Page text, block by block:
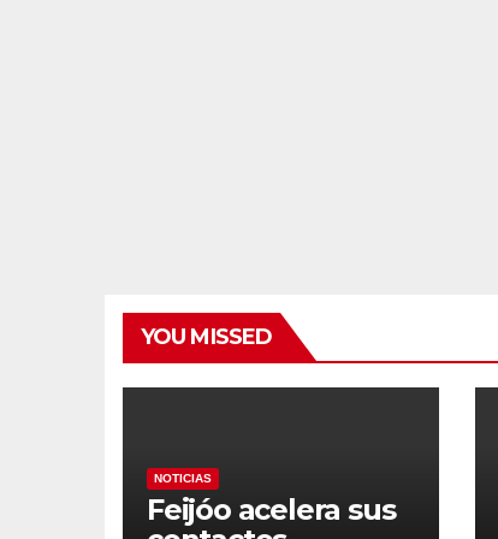
YOU MISSED
NOTICIAS
Feijóo acelera sus